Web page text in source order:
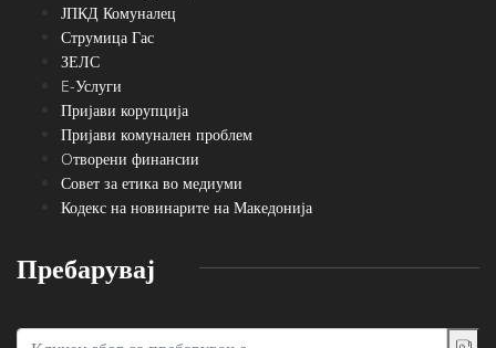
ЈПКД Комуналец
Струмица Гас
ЗЕЛС
E-Услуги
Пријави корупција
Пријави комунален проблем
Oтворени финансии
Совет за етика во медиуми
Кодекс на новинарите на Македонија
Пребарувај